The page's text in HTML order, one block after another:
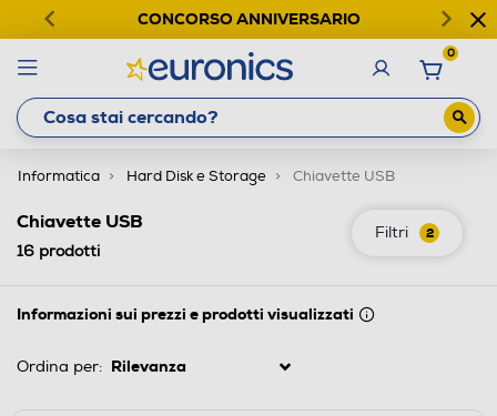
CONCORSO ANNIVERSARIO
0
Informatica Hard Disk e Storage Chiavette USB
Filtri 2
Chiavette USB
16 prodotti
Informazioni sui prezzi e prodotti visualizzati
Ordina per: